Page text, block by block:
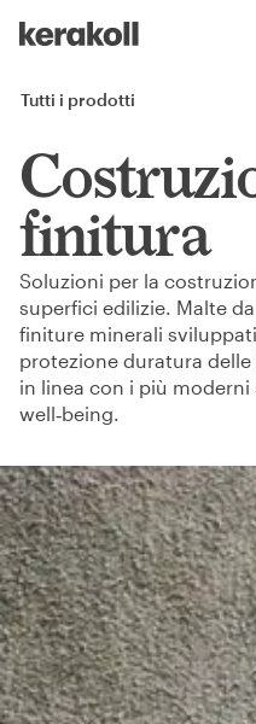
Go to Homepage
Tutti i prodotti
finitura
Soluzioni per la
superfici edilizie. Malte
finiture minerali
protezione duratura
in linea con i più
well‑being.